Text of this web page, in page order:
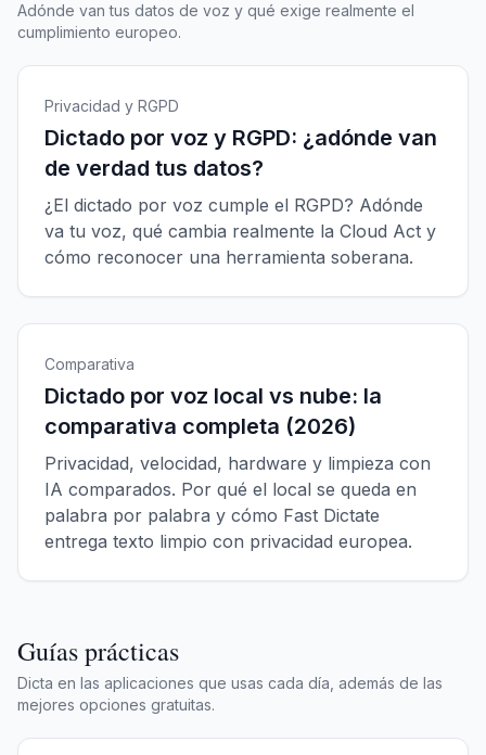
Adónde van tus datos de voz y qué exige realmente el
cumplimiento europeo.
Privacidad y RGPD
Dictado por voz y RGPD: ¿adónde van
de verdad tus datos?
¿El dictado por voz cumple el RGPD? Adónde
va tu voz, qué cambia realmente la Cloud Act y
cómo reconocer una herramienta soberana.
Comparativa
Dictado por voz local vs nube: la
comparativa completa (2026)
Privacidad, velocidad, hardware y limpieza con
IA comparados. Por qué el local se queda en
palabra por palabra y cómo Fast Dictate
entrega texto limpio con privacidad europea.
Guías prácticas
Dicta en las aplicaciones que usas cada día, además de las
mejores opciones gratuitas.